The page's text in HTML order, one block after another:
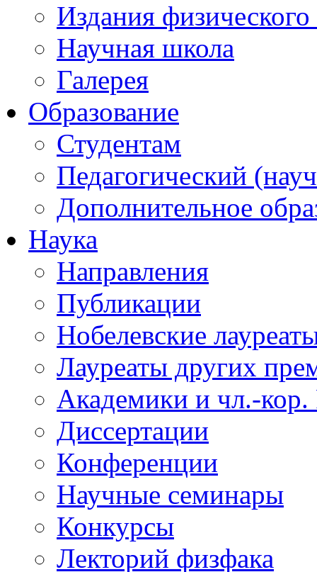
Издания физического
Научная школа
Галерея
Образование
Студентам
Педагогический
Дополнительное
Наука
Направления
Публикации
Нобелевские
Лауреаты других
Академики и чл.-
Диссертации
Конференции
Научные семинары
Конкурсы
Лекторий физфака